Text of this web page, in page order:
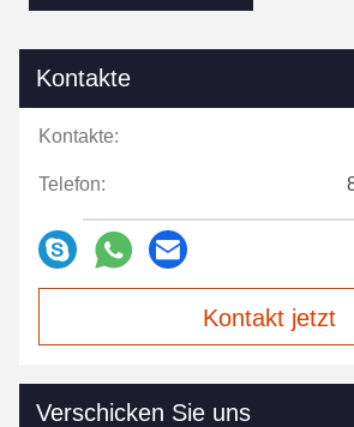
Kontakte
Kontakte:
Telefon:
Kontakt jetzt
Verschicken Sie uns